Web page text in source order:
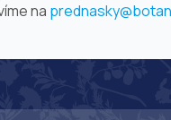
na